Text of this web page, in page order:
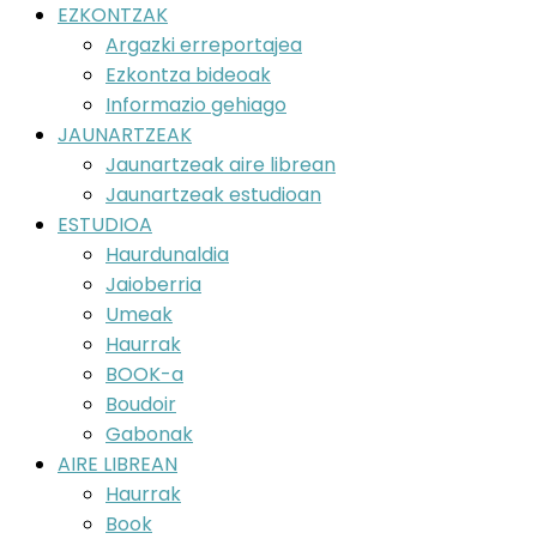
EZKONTZAK
Argazki erreportajea
Ezkontza bideoak
Informazio gehiago
JAUNARTZEAK
Jaunartzeak aire librean
Jaunartzeak estudioan
ESTUDIOA
Haurdunaldia
Jaioberria
Umeak
Haurrak
BOOK-a
Boudoir
Gabonak
AIRE LIBREAN
Haurrak
Book